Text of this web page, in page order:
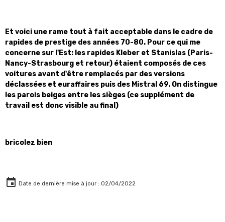
Et voici une rame tout à fait acceptable dans le cadre de
rapides de prestige des années 70-80. Pour ce qui me
concerne sur l'Est: les rapides Kleber et Stanislas (Paris-
Nancy-Strasbourg et retour) étaient composés de ces
voitures avant d'être remplacés par des versions
déclassées et euraffaires puis des Mistral 69. On distingue
les parois beiges entre les sièges (ce supplément de
travail est donc visible au final)
bricolez bien
Date de dernière mise à jour : 02/04/2022